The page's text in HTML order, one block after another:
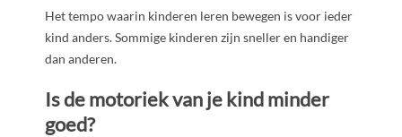
Het tempo waarin kinderen leren bewegen is voor ieder
kind anders. Sommige kinderen zijn sneller en handiger
dan anderen.
Is de motoriek van je kind minder
goed?